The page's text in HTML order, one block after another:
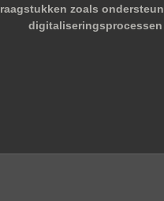
zoals